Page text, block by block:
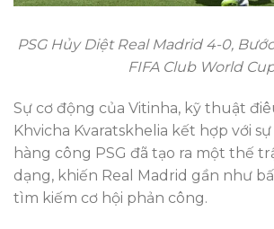
PSG Hủy Diệt Real Madrid 4-0,
FIFA Club World
Sự cơ động của Vitinha, kỹ thuật
Khvicha Kvaratskhelia kết hợp với
hàng công PSG đã tạo ra một thế
dạng, khiến Real Madrid gần như
tìm kiếm cơ hội phản công.